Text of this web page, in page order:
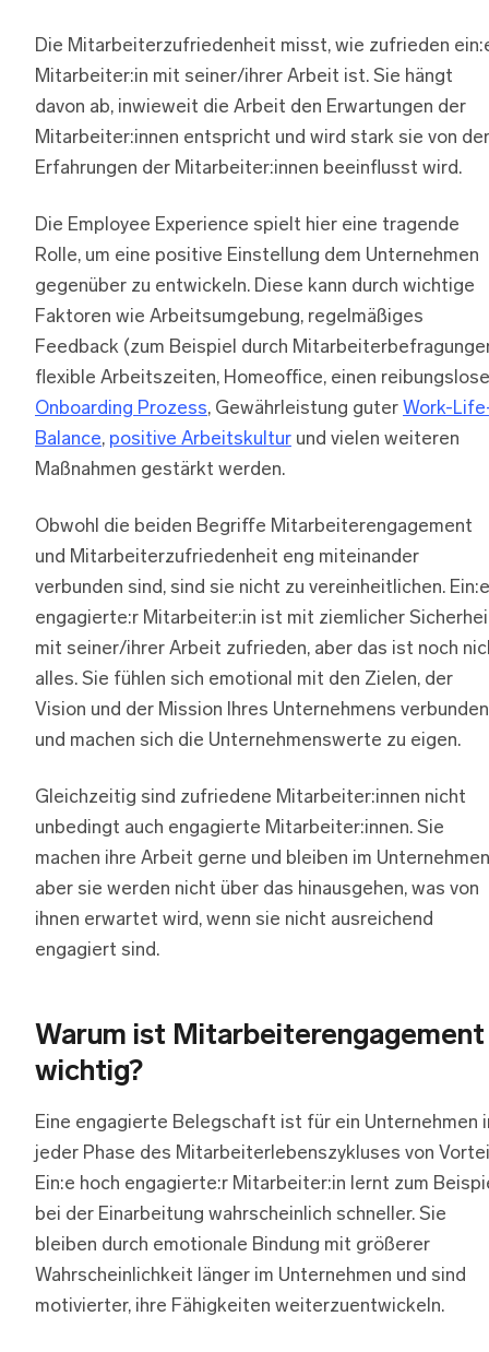
Die Mitarbeiterzufriedenheit misst, wie zufrieden
Mitarbeiter:in mit seiner/ihrer Arbeit ist. Sie hängt
davon ab, inwieweit die Arbeit den Erwartungen der
Mitarbeiter:innen entspricht und wird stark sie von
Erfahrungen der Mitarbeiter:innen beeinflusst wird.
Die Employee Experience spielt hier eine tragende
Rolle, um eine positive Einstellung dem Unternehmen
gegenüber zu entwickeln. Diese kann durch wichtige
Faktoren wie Arbeitsumgebung, regelmäßiges
Feedback (zum Beispiel durch
flexible Arbeitszeiten, Homeoffice, einen
Onboarding Prozess, Gewährleistung guter Work-
Balance, positive Arbeitskultur und vielen weiteren
Maßnahmen gestärkt werden.
Obwohl die beiden Begriffe Mitarbeiterengagement
und Mitarbeiterzufriedenheit eng miteinander
verbunden sind, sind sie nicht zu vereinheitlichen. Ein:e
engagierte:r Mitarbeiter:in ist mit ziemlicher
mit seiner/ihrer Arbeit zufrieden, aber das ist noch
alles. Sie fühlen sich emotional mit den Zielen, der
Vision und der Mission Ihres Unternehmens verbunden
und machen sich die Unternehmenswerte zu eigen.
Gleichzeitig sind zufriedene Mitarbeiter:innen nicht
unbedingt auch engagierte Mitarbeiter:innen. Sie
machen ihre Arbeit gerne und bleiben im
aber sie werden nicht über das hinausgehen, was von
ihnen erwartet wird, wenn sie nicht ausreichend
engagiert sind.
Warum ist Mitarbeiterengagement
wichtig?
Eine engagierte Belegschaft ist für ein Unternehmen
jeder Phase des Mitarbeiterlebenszykluses von
Ein:e hoch engagierte:r Mitarbeiter:in lernt zum
bei der Einarbeitung wahrscheinlich schneller. Sie
bleiben durch emotionale Bindung mit größerer
Wahrscheinlichkeit länger im Unternehmen und sind
motivierter, ihre Fähigkeiten weiterzuentwickeln.